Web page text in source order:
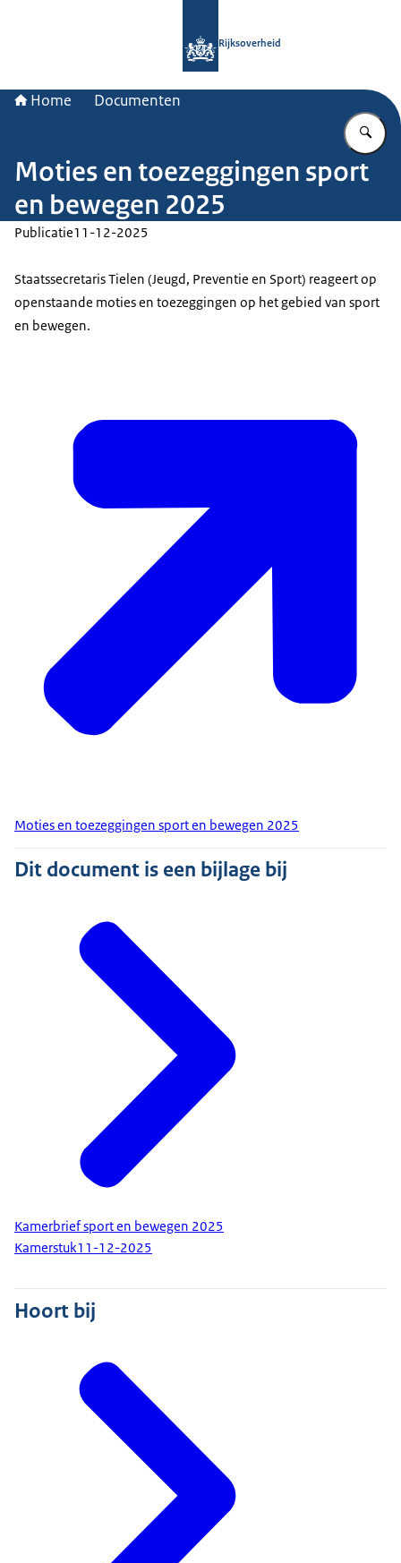
Rijksoverheid
Home Documenten
Moties en toezeggingen sport
en bewegen 2025
Publicatie11-12-2025
Staatssecretaris Tielen (Jeugd, Preventie en Sport) reageert op
openstaande moties en toezeggingen op het gebied van sport
en bewegen.
Moties en toezeggingen sport en bewegen 2025
Dit document is een bijlage bij
Kamerbrief sport en bewegen 2025
Kamerstuk11-12-2025
Hoort bij